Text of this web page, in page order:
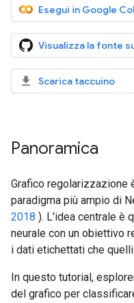
Esegui in Google
Visualizza la fonte
Scarica taccuino
Panoramica
Grafico regolarizzazione
paradigma più ampio di
2018 ). L'idea centrale è
neurale con un obiettivo
i dati etichettati che
In questo tutorial,
del grafico per